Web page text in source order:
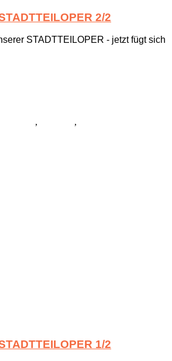
2/2
STADTTEILOPER - jetzt fügt sich
, ,
1/2